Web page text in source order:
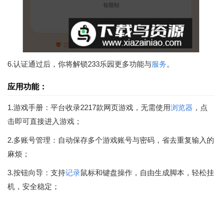
6.认证通过后，你将解锁233乐园更多功能与服务。
应用功能：
1.游戏手册：平台收录2217款网页游戏，无需使用浏览器 ，点
击即可直接进入游戏；
2.多账号管理：自动保存多个游戏账号与密码，省去重复输入的
麻烦；
3.按钮向导：支持记录鼠标和键盘操作，自由生成脚本，轻松挂
机，安全稳定；